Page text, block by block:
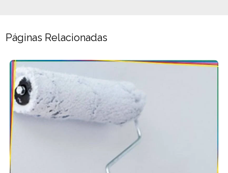
Páginas Relacionadas